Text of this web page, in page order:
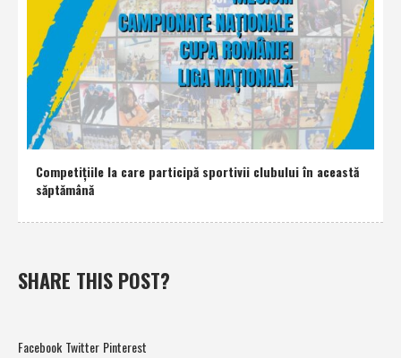
Competiţiile la care participă sportivii clubului în această
săptămână
SHARE THIS POST?
Facebook Twitter Pinterest